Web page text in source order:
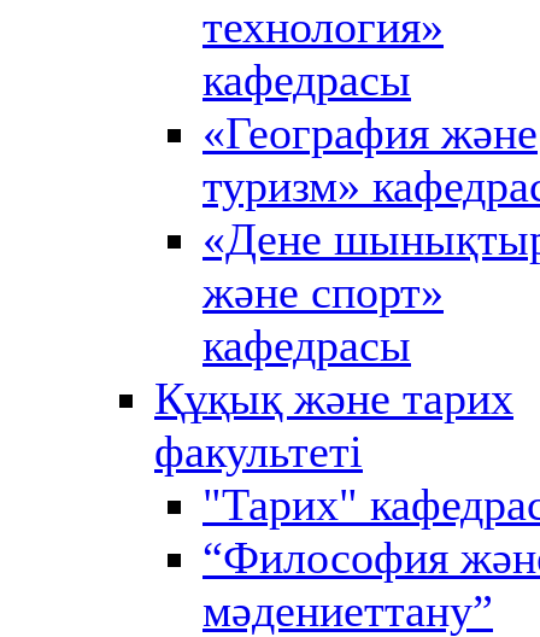
технология»
кафедрасы
«География және
туризм»
«Дене
және спорт»
кафедрасы
Құқық және тарих
факультеті
"Тарих"
“Философия
мәдениеттану”